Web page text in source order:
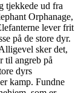
tjekkede ud fra
Orphanage,
lever frit
på de store dyr.
sker det,
til angreb på
dyrs
kamp. Fundne